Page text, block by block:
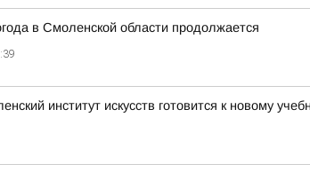
в Смоленской области продолжается
институт искусств готовится к новому